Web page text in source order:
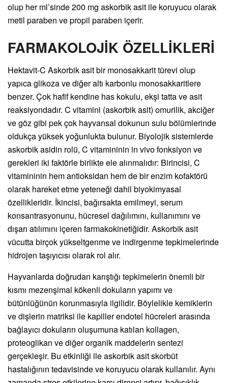
olup her ml’sinde 200 mg askorbik asit ile koruyucu olarak
metil paraben ve propil paraben içerir.
FARMAKOLOJİK ÖZELLİKLERİ
Hektavit-C Askorbik asit bir monosakkarit türevi olup
yapıca glikoza ve diğer altı karbonlu monosakkaritlere
benzer. Çok hafif kendine has kokulu, ekşi tatta ve asit
reaksiyondadır. C vitamini (askorbik asit) omurilik, akciğer
ve göz gibi pek çok hayvansal dokunun sulu bölümlerinde
oldukça yüksek yoğunlukta bulunur. Biyolojik sistemlerde
askorbik asidin rolü, C vitamininin in vivo fonksiyon ve
gerekleri iki faktörle birlikte ele alınmalıdır: Birincisi, C
vitamininin hem antioksidan hem de bir enzim kofaktörü
olarak hareket etme yeteneği dahil biyokimyasal
özellikleridir. İkincisi, bağırsakta emilmeyi, serum
konsantrasyonunu, hücresel dağılımını, kullanımını ve
dışarı atılımını içeren farmakokinetiğidir. Askorbik asit
vücutta birçok yükseltgenme ve indirgenme tepkimelerinde
hidrojen taşıyıcısı olarak rol alır.
Hayvanlarda doğrudan karıştığı tepkimelerin önemli bir
kısmı mezenşimal kökenli dokuların yapımı ve
bütünlüğünün korunmasıyla ilgilidir. Böylelikle kemiklerin
ve dişlerin matriksi ile kapiller endotel hücreleri arasında
bağlayıcı dokuların oluşumuna katılan kollagen,
proteoglikan ve diğer organik maddelerin sentezi
gerçekleşir. Bu etkinliği ile askorbik asit skorbüt
hastalığının tedavisinde ve koruyucu olarak kullanılır. Aynı